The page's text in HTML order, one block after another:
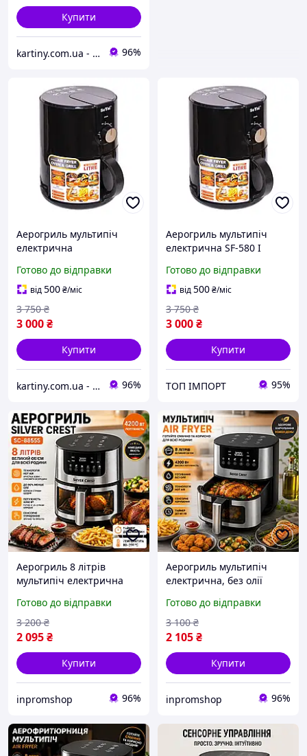
Купити
kartiny.com.ua - Картини по номерам від виробника 96%
Аерогриль мультипіч
електрична
Готово до відправки
від500₴/міс
3 000₴
3 750 ₴
Купити
kartiny.com.ua - Картини по номерам від виробника 96%
Аерогриль мультипіч
електрична SF-580 I
Готово до відправки
від500₴/міс
3 000₴
3 750 ₴
Купити
ТОП ІМПОРТ 95%
Аерогриль 8 літрів
мультипіч електрична
керуванням 4200 Вт для
дому та кухні
Готово до відправки
2 095₴
3 200 ₴
Купити
inpromshop 96%
Аерогриль мультипіч
електрична, без олії
картоплі фрі, для
смаження без олії із
сенсорним керуванням
Готово до відправки
2 105₴
3 100 ₴
Купити
inpromshop 96%